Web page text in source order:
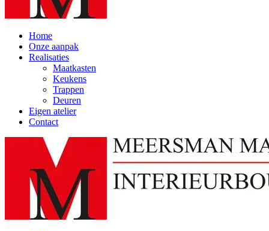
Home
Onze aanpak
Realisaties
Maatkasten
Keukens
Trappen
Deuren
Eigen atelier
Contact